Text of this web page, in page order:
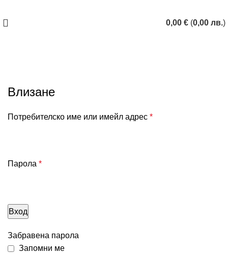
0,00 € (0,00 лв.)
Влизане
Потребителско име или имейл адрес *
Парола *
Вход
Забравена парола
Запомни ме